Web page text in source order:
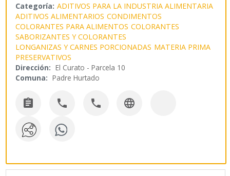
Categoría: ADITIVOS PARA LA INDUSTRIA ALIMENTARIA
ADITIVOS ALIMENTARIOS CONDIMENTOS
COLORANTES PARA ALIMENTOS COLORANTES
SABORIZANTES Y COLORANTES
LONGANIZAS Y CARNES PORCIONADAS MATERIA PRIMA
PRESERVATIVOS
Dirección: El Curato - Parcela 10
Comuna: Padre Hurtado
   